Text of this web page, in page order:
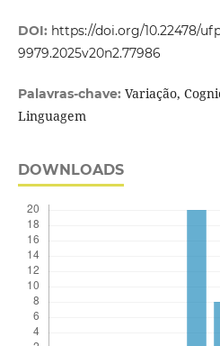
DOI: https://doi.org/10.22478/
9979.2025v20n2.77986
Palavras-chave: Variação,
Linguagem
DOWNLOADS